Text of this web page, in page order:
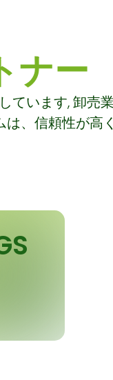
ナー
ています, 卸売
、信頼性が高